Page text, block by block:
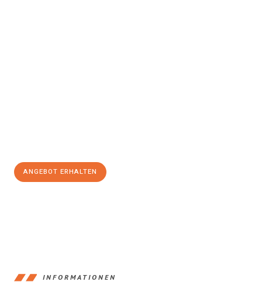
ANGEBOT ERHALTEN
INFORMATIONEN